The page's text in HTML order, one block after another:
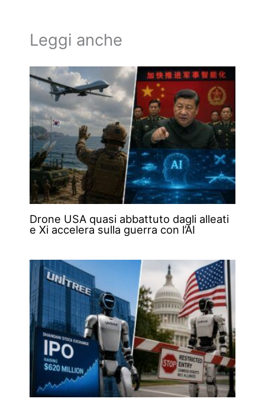
Leggi anche
Drone USA quasi abbattuto dagli alleati
e Xi accelera sulla guerra con l’AI